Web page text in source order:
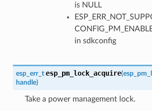
is NULL
in sdkconfig
esp_err_t esp_pm_lock_acquire(
handle)
Take a power management lock.